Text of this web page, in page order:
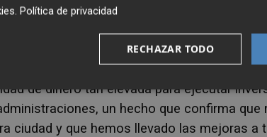
accesibilidad en Pío XII, apertura de la calle
Bárbara, accesibilidad en el entorno de
d’Almassora en Boqueras.
de dinero tan elevada para ejecutar
un hecho que confirma que
ciudad y que hemos llevado las mejoras a
. Política de privacidad
RECHAZAR TODO